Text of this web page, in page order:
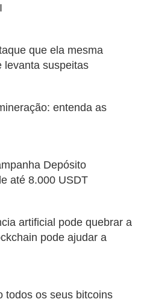
que ela mesma
levanta suspeitas
entenda as
Depósito
até 8.000 USDT
artificial pode quebrar a
pode ajudar a
todos os seus bitcoins